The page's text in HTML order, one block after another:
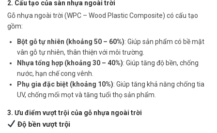
2. Cấu tạo của sàn nhựa ngoài trời
Gỗ nhựa ngoài trời (WPC – Wood Plastic Composite) có cấu tạo
gồm:
Bột gỗ tự nhiên (khoảng 50 – 60%): Giúp sản phẩm có bề mặt
vân gỗ tự nhiên, thân thiện với môi trường.
Nhựa tổng hợp (khoảng 30 – 40%): Giúp tăng độ bền, chống
nước, hạn chế cong vênh.
Phụ gia đặc biệt (khoảng 10%): Giúp tăng khả năng chống tia
UV, chống mối mọt và tăng tuổi thọ sản phẩm.
3. Ưu điểm vượt trội của gỗ nhựa ngoài trời
Độ bền vượt trội